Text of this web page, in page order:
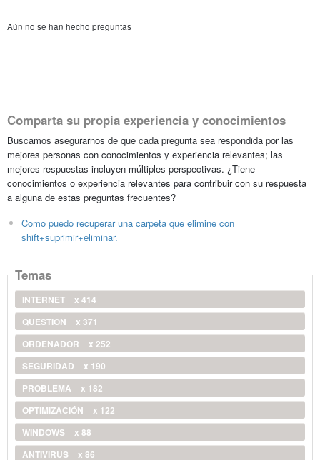
Aún no se han hecho preguntas
Comparta su propia experiencia y conocimientos
Buscamos asegurarnos de que cada pregunta sea respondida por las
mejores personas con conocimientos y experiencia relevantes; las
mejores respuestas incluyen múltiples perspectivas. ¿Tiene
conocimientos o experiencia relevantes para contribuir con su respuesta
a alguna de estas preguntas frecuentes?
Como puedo recuperar una carpeta que elimine con
shift+suprimir+eliminar.
Temas
INTERNET
x 414
QUESTION
x 371
ORDENADOR
x 252
SEGURIDAD
x 190
PROBLEMA
x 182
OPTIMIZACIÓN
x 122
WINDOWS
x 88
ANTIVIRUS
x 86